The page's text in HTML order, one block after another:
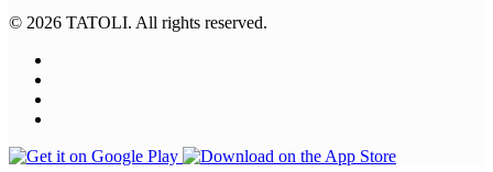
© 2026 TATOLI. All rights reserved.